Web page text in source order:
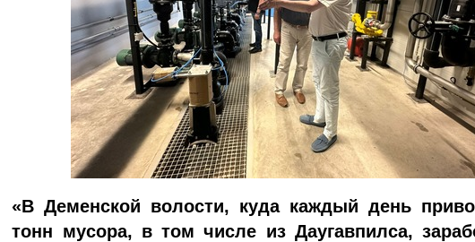
«В Деменской волости, куда каждый день
тонн мусора, в том числе из Даугавпилса,